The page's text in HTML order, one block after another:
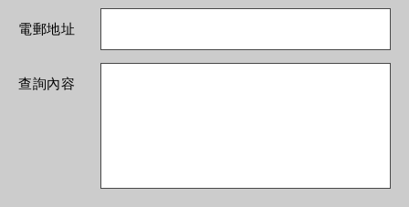
電郵地址
查詢內容